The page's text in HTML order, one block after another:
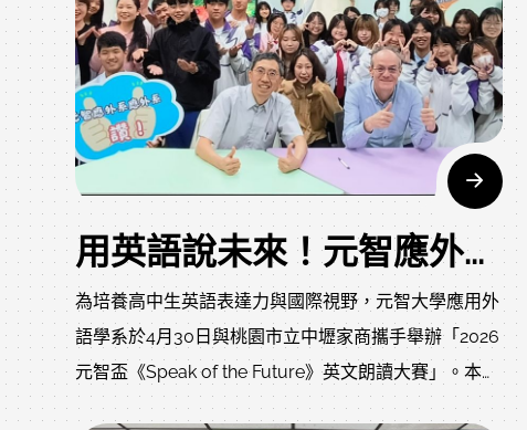
用英語說未來！元智應外打造國際舞台，高中生自信發光
為培養高中生英語表達力與國際視野，元智大學應用外
語學系於4月30日與桃園市立中壢家商攜手舉辦「2026
元智盃《Speak of the Future》英文朗讀大賽」。本次
活動吸引39位師生參與，並由19位優秀選手脫穎而出，